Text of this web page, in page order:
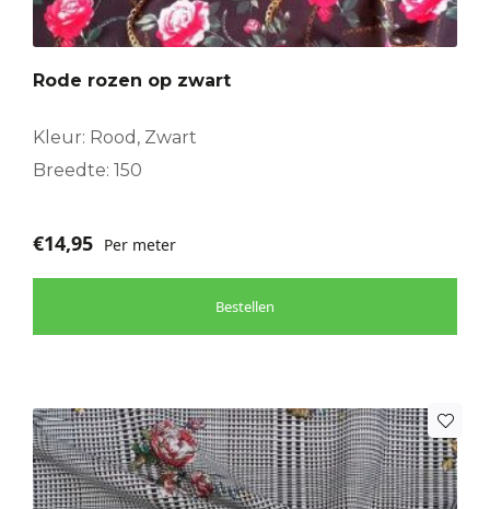
Rode rozen op zwart
Kleur: Rood, Zwart
Breedte: 150
€14,95 Per meter
Bestellen